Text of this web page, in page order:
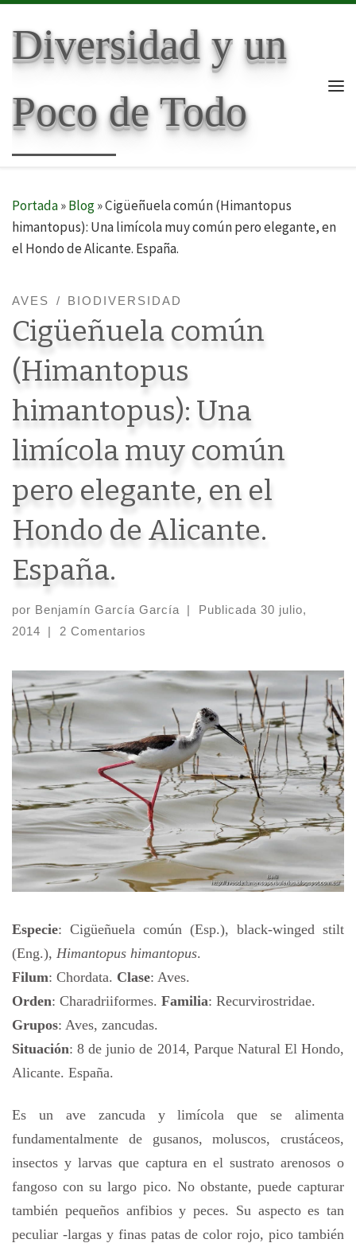
Diversidad y un
Poco de Todo
Portada»Blog»Cigüeñuela común (Himantopus
himantopus): Una limícola muy común pero elegante, en
el Hondo de Alicante. España.
AVES BIODIVERSIDAD
Cigüeñuela común
(Himantopus
himantopus): Una
limícola muy común
pero elegante, en el
Hondo de Alicante.
España.
por Benjamín García García | Publicada 30 julio,
2014
| 2 Comentarios
Especie: Cigüeñuela común (Esp.), black-winged stilt
(Eng.), Himantopus himantopus.
Filum: Chordata. Clase: Aves.
Orden: Charadriiformes. Familia: Recurvirostridae.
Grupos: Aves, zancudas.
Situación: 8 de junio de 2014, Parque Natural El Hondo,
Alicante. España.
Es un ave zancuda y limícola que se alimenta
fundamentalmente de gusanos, moluscos, crustáceos,
insectos y larvas que captura en el sustrato arenosos o
fangoso con su largo pico. No obstante, puede capturar
también pequeños anfibios y peces. Su aspecto es tan
peculiar -largas y finas patas de color rojo, pico también